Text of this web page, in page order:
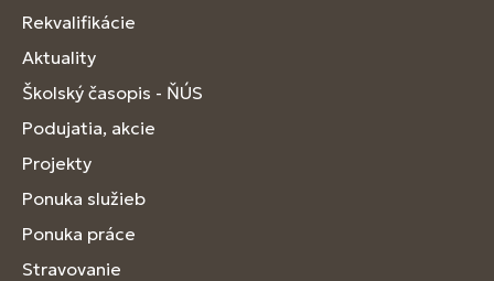
Rekvalifikácie
Aktuality
Školský časopis - ŇÚS
Podujatia, akcie
Projekty
Ponuka služieb
Ponuka práce
Stravovanie